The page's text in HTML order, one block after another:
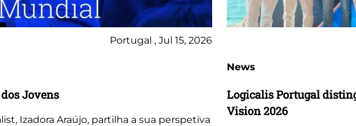
Portugal , Jul 15, 2026
Jovens
Izadora Araújo, partilha a sua perspetiva
News
Logicalis Portugal
Vision 2026